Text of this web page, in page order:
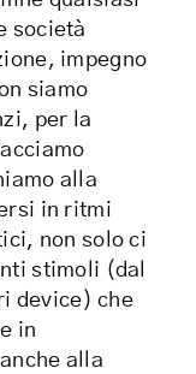
società
impegno
siamo
per la
alla
in ritmi
non solo ci
stimoli (dal
device) che
in
alla